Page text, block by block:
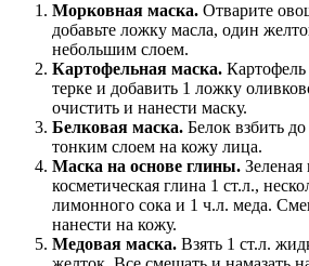
Морковная маска. Отварите
добавьте ложку масла, один
небольшим слоем.
Картофельная маска. Картофель
терке и добавить 1 ложку
очистить и нанести маску.
Белковая маска. Белок взбить
тонким слоем на кожу лица.
Маска на основе глины. Зеленая
косметическая глина 1 ст.л.,
лимонного сока и 1 ч.л. меда.
нанести на кожу.
Медовая маска. Взять 1 ст.л.